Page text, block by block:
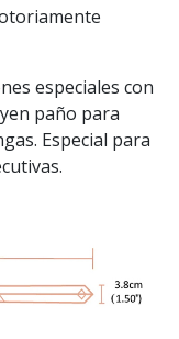
especiales con
paño para
Especial para